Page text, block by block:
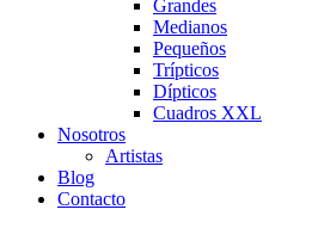
Grandes
Medianos
Pequeños
Trípticos
Dípticos
Cuadros XXL
Nosotros
Artistas
Blog
Contacto